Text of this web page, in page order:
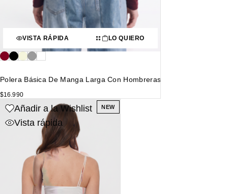
VISTA RÁPIDA LO QUIERO
Polera Básica De Manga Larga Con Hombreras
$16.990
NEW
Añadir a la Wishlist
Vista rápida